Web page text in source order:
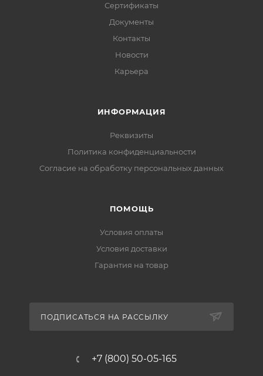
Сертификаты
Документы
Контакты
Новости
Карьера
ИНФОРМАЦИЯ
Реквизиты
Политика конфиденциальности
Cогласие на обработку персональных данных
ПОМОЩЬ
Условия оплаты
Условия доставки
Гарантия на товар
ПОДПИСАТЬСЯ НА РАССЫЛКУ
+7 (800) 50-05-165